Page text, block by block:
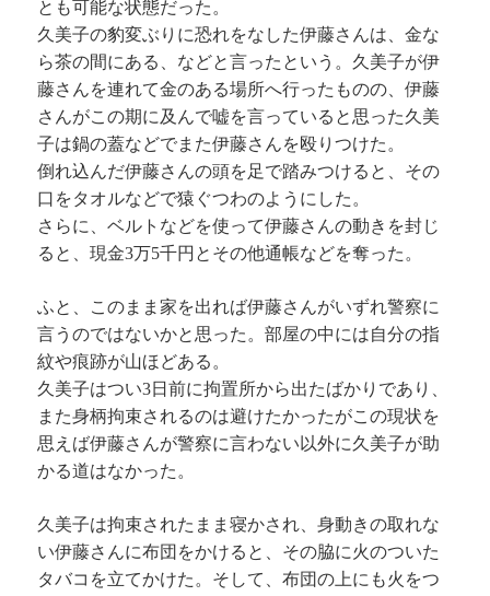
とも可能な状態だった。
久美子の豹変ぶりに恐れをなした伊藤さんは、金な
ら茶の間にある、などと言ったという。久美子が伊
藤さんを連れて金のある場所へ行ったものの、伊藤
さんがこの期に及んで嘘を言っていると思った久美
子は鍋の蓋などでまた伊藤さんを殴りつけた。
倒れ込んだ伊藤さんの頭を足で踏みつけると、その
口をタオルなどで猿ぐつわのようにした。
さらに、ベルトなどを使って伊藤さんの動きを封じ
ると、現金3万5千円とその他通帳などを奪った。
ふと、このまま家を出れば伊藤さんがいずれ警察に
言うのではないかと思った。部屋の中には自分の指
紋や痕跡が山ほどある。
久美子はつい3日前に拘置所から出たばかりであり、
また身柄拘束されるのは避けたかったがこの現状を
思えば伊藤さんが警察に言わない以外に久美子が助
かる道はなかった。
久美子は拘束されたまま寝かされ、身動きの取れな
い伊藤さんに布団をかけると、その脇に火のついた
タバコを立てかけた。そして、布団の上にも火をつ